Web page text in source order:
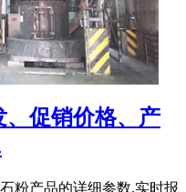
、促销价格、产
粉产品的详细参数,实时报